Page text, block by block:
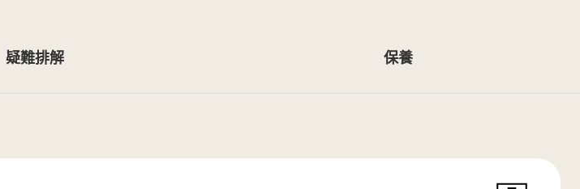
疑難排解 保養